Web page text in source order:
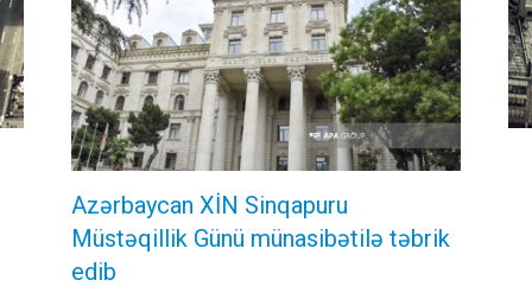
Azərbaycan XİN Sinqapuru
Müstəqillik Günü münasibətilə təbrik
edib